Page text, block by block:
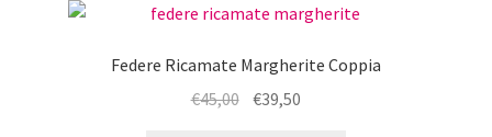
Le
possono
essere
Federe Ricamate Margherite Coppia
€45,00 €39,50